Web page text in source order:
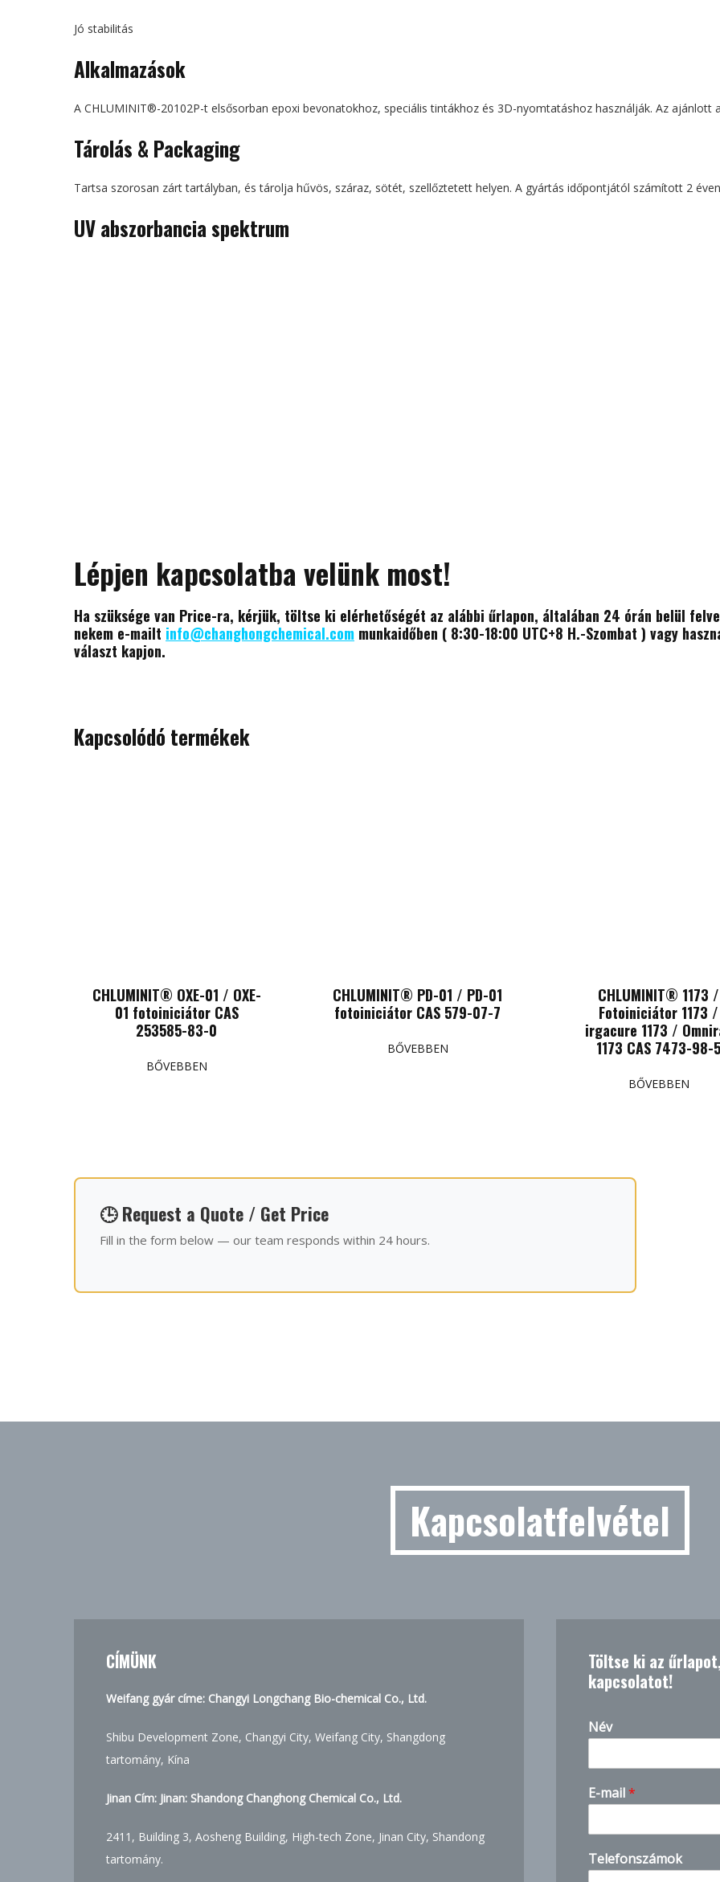
Jó stabilitás
Alkalmazások
A CHLUMINIT®-20102P-t elsősorban epoxi bevonatokhoz, speciális tintákhoz és 3D-nyomtatáshoz használják. Az ajánlott
Tárolás & Packaging
Tartsa szorosan zárt tartályban, és tárolja hűvös, száraz, sötét, szellőztetett helyen. A gyártás időpontjától számított 2
UV abszorbancia spektrum
Lépjen kapcsolatba velünk most!
Ha szüksége van Price-ra, kérjük, töltse ki elérhetőségét az alábbi űrlapon, általában 24 órán belül
nekem e-mailt info@changhongchemical.com munkaidőben ( 8:30-18:00 UTC+8 H.-Szombat ) vagy
választ kapjon.
Kapcsolódó termékek
CHLUMINIT® OXE-01 / OXE-
01 fotoiniciátor CAS
253585-83-0
BŐVEBBEN
CHLUMINIT® PD-01 / PD-01
fotoiniciátor CAS 579-07-7
BŐVEBBEN
CHLUMINIT® 1173 /
Fotoiniciátor 1173 /
irgacure 1173 /
1173 CAS 7473-98-
BŐVEBBEN
🕒 Request a Quote / Get Price
Fill in the form below — our team responds within 24 hours.
Kapcsolatfelvétel
CÍMÜNK
Weifang gyár címe: Changyi Longchang Bio-chemical Co., Ltd.
Shibu Development Zone, Changyi City, Weifang City, Shangdong
tartomány, Kína
Jinan Cím: Jinan: Shandong Changhong Chemical Co., Ltd.
2411, Building 3, Aosheng Building, High-tech Zone, Jinan City, Shandong
tartomány.
Töltse ki az
kapcsolatot!
Név
E-mail*
Telefonszámok